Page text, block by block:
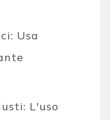
Usa
L'uso